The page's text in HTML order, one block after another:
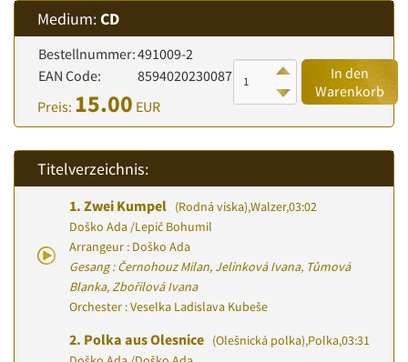
Medium:CD
Bestellnummer:491009-2
EAN Code:
8594020230087
Preis: 15.00 EUR
In den
Warenkorb
Titelverzeichnis:
1. Zwei Kumpel (Rodná víska),Walzer,03:02
Doško Ada /Lepič Bohumil
Arrangeur : Doško Ada
Gesang : Černohouz Milan, Jelínková Ivana, Tůmová
Blanka, Zbořilová Ivana
Orchester : Veselka Ladislava Kubeše
2. Polka aus Olesnice (Olešnická polka),Polka,03:31